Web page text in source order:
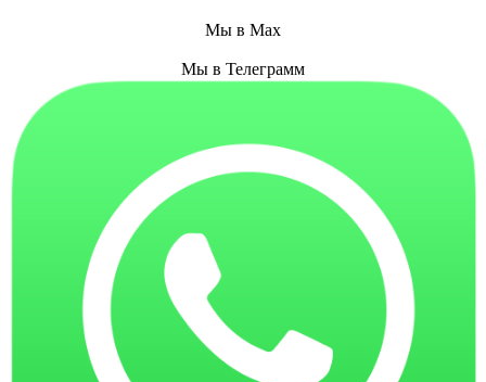
Мы в Max
Мы в Телеграмм